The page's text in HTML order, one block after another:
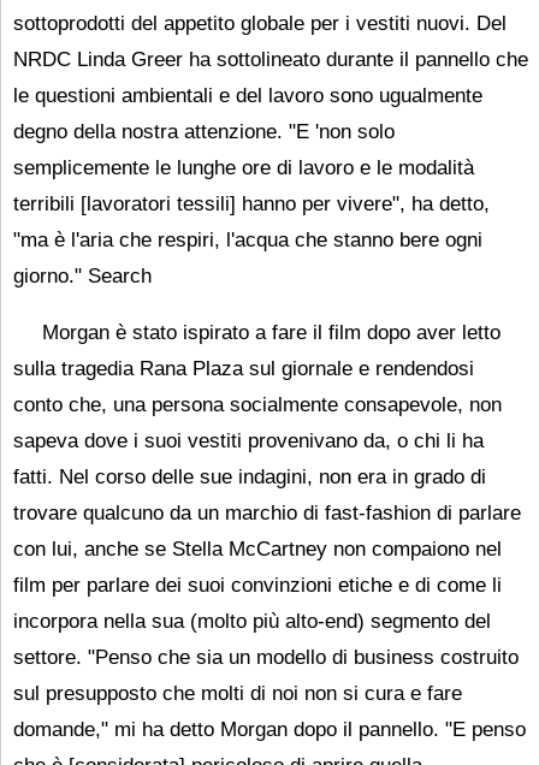
sottoprodotti del appetito globale per i vestiti nuovi. Del
NRDC Linda Greer ha sottolineato durante il pannello che
le questioni ambientali e del lavoro sono ugualmente
degno della nostra attenzione. "E 'non solo
semplicemente le lunghe ore di lavoro e le modalità
terribili [lavoratori tessili] hanno per vivere", ha detto,
"ma è l'aria che respiri, l'acqua che stanno bere ogni
giorno." Search
Morgan è stato ispirato a fare il film dopo aver letto
sulla tragedia Rana Plaza sul giornale e rendendosi
conto che, una persona socialmente consapevole, non
sapeva dove i suoi vestiti provenivano da, o chi li ha
fatti. Nel corso delle sue indagini, non era in grado di
trovare qualcuno da un marchio di fast-fashion di parlare
con lui, anche se Stella McCartney non compaiono nel
film per parlare dei suoi convinzioni etiche e di come li
incorpora nella sua (molto più alto-end) segmento del
settore. "Penso che sia un modello di business costruito
sul presupposto che molti di noi non si cura e fare
domande," mi ha detto Morgan dopo il pannello. "E penso